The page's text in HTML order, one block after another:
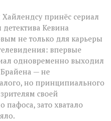
принёс сериал
Кевина
не только для карьеры
впервые
одновременно выходил
— не
но принципиального
своей
пафоса, зато хватало